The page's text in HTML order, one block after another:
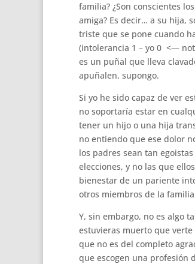
familia? ¿Son conscientes
amiga? Es decir… a su hija,
triste que se pone cuando
(intolerancia 1 – yo 0 <—
es un puñal que lleva
apuñalen, supongo.
Si yo he sido capaz de ver
no soportaría estar en
tener un hijo o una hija
no entiendo que ese dolor
los padres sean tan
elecciones, y no las que
bienestar de un pariente
otros miembros de la
Y, sin embargo, no es algo
estuvieras muerto que
que no es del completo
que escogen una profesión